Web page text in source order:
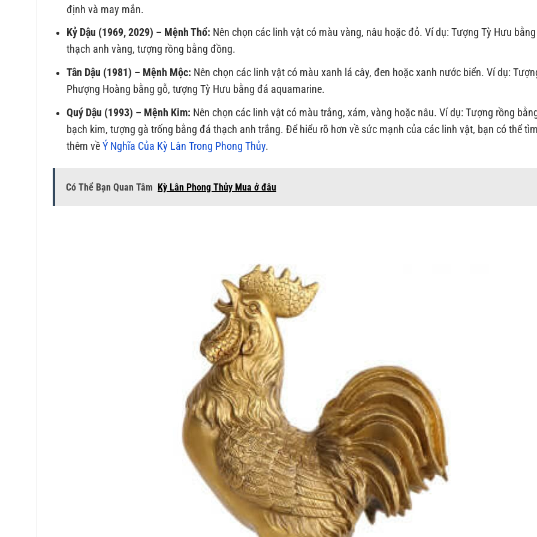
định và may mắn.
Kỷ Dậu (1969, 2029) – Mệnh Thổ: Nên chọn các linh vật có màu vàng, nâu hoặc đỏ. Ví dụ: Tượng Tỳ Hưu
thạch anh vàng, tượng rồng bằng đồng.
Tân Dậu (1981) – Mệnh Mộc: Nên chọn các linh vật có màu xanh lá cây, đen hoặc xanh nước biển. Ví dụ:
Phượng Hoàng bằng gỗ, tượng Tỳ Hưu bằng đá aquamarine.
Quý Dậu (1993) – Mệnh Kim: Nên chọn các linh vật có màu trắng, xám, vàng hoặc nâu. Ví dụ: Tượng rồng
bạch kim, tượng gà trống bằng đá thạch anh trắng. Để hiểu rõ hơn về sức mạnh của các linh vật, bạn có thể
thêm vềÝ Nghĩa Của Kỳ Lân Trong Phong Thủy.
Có Thể Bạn Quan Tâm Kỳ Lân Phong Thủy Mua ở đâu